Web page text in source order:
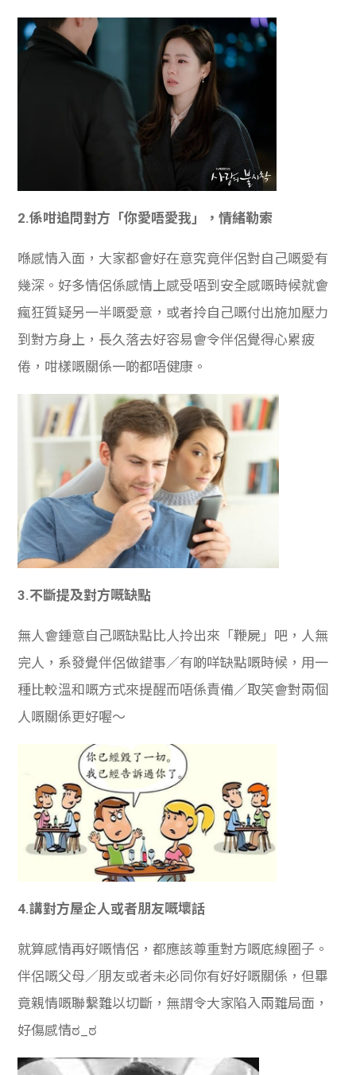
2.係咁追問對方「你愛唔愛我」，情緒勒索
喺感情入面，大家都會好在意究竟伴侶對自己嘅愛有
幾深。好多情侶係感情上感受唔到安全感嘅時候就會
瘋狂質疑另一半嘅愛意，或者拎自己嘅付出施加壓力
到對方身上，長久落去好容易會令伴侶覺得心累疲
倦，咁樣嘅關係一啲都唔健康。
3.不斷提及對方嘅缺點
無人會鍾意自己嘅缺點比人拎出來「鞭屍」吧，人無
完人，系發覺伴侶做錯事／有啲咩缺點嘅時候，用一
種比較溫和嘅方式來提醒而唔係責備／取笑會對兩個
人嘅關係更好喔～
4.講對方屋企人或者朋友嘅壞話
就算感情再好嘅情侶，都應該尊重對方嘅底線圈子。
伴侶嘅父母／朋友或者未必同你有好好嘅關係，但畢
竟親情嘅聯繫難以切斷，無謂令大家陷入兩難局面，
好傷感情ಠ_ಠ